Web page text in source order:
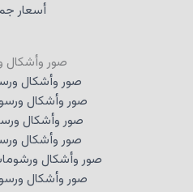
أسعار
صور وأشكال
صور وأشكال
صور وأشكال
صور وأشكال
صور وأشكال
صور وأشكال
صور وأشكال